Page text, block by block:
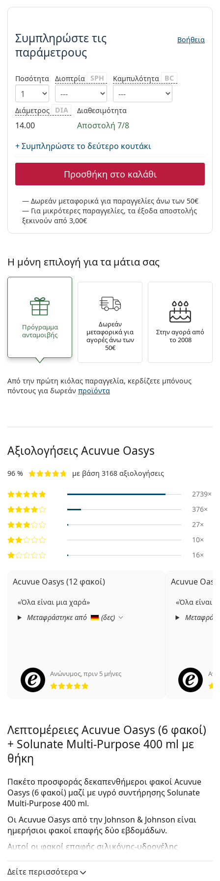
Persol
Όλες οι μάρκες
Συμπληρώστε τις παράμετρους
Συμπληρώστε τις
παράμετρους
Βοήθεια
Ποσότητα Διοπτρία SPH Καμπυλότητα BC
Διάμετρος DIA
14.00
Διαθεσιμότητα
Αποστολή 7/8
+ Συμπληρώστε το δεύτερο κουτάκι
Προσθήκη στο καλάθι
Δωρεάν μεταφορικά για παραγγελίες άνω των 50€
Για μικρότερες παραγγελίες, τα έξοδα αποστολής
ξεκινούν από 3,00€
Η μόνη επιλογή για τα μάτια σας
Πρόγραμμα
ανταμοιβής
Δωρεάν
μεταφορικά για
αγορές άνω των
50€
Στην αγορά από
το 2008
Από την πρώτη κιόλας παραγγελία, κερδίζετε μπόνους
πόντους για δωρεάν προϊόντα
Αξιολογήσεις Acuvue Oasys
96 % με βάση 3168 αξιολογήσεις
2739×
376×
27×
10×
16×
Acuvue Oasys (12 φακοί)
Όλα είναι μια χαρά
Μεταφράστηκε από
(δες)
Ανώνυμος,πριν 5 μήνες
5 αξιολογήσεις από 5
Acuvue
Όλα είναι
Λεπτομέρειες Acuvue Oasys (6 φακοί)
+ Solunate Multi-Purpose 400 ml με
θήκη
Πακέτο προσφοράς δεκαπενθήμεροι φακοί Acuvue
Oasys (6 φακοί) μαζί με υγρό συντήρησης Solunate
Multi-Purpose 400 ml.
ΟιAcuvue Oasys από την Johnson & Johnson είναι
ημερήσιοι φακοί επαφής δύο εβδομάδων.
Αυτοί οι φακοί επαφής σιλικόνης-υδρογέλης
παροχή οξυγόνου στο ανοιχτό μάτι, ενώ το
Δείτε περισσότερα